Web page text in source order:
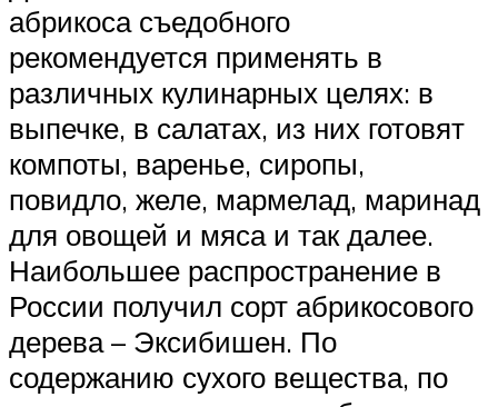
абрикоса съедобного
рекомендуется применять в
различных кулинарных целях: в
выпечке, в салатах, из них готовят
компоты, варенье, сиропы,
повидло, желе, мармелад, маринад
для овощей и мяса и так далее.
Наибольшее распространение в
России получил сорт абрикосового
дерева – Эксибишен. По
содержанию сухого вещества, по